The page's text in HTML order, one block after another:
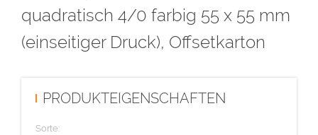
Bedrucken oder Bestempeln möglich.
quadratisch 4/0 farbig 55 x 55 mm
(einseitiger Druck), Offsetkarton
PRODUKTEIGENSCHAFTEN
Sorte: